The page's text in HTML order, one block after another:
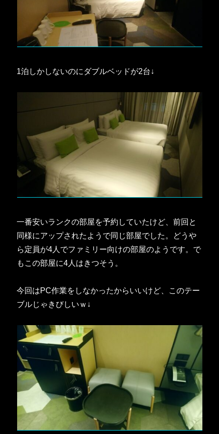
1泊しかしないのにダブルベッドが2台↓
一番安いランクの部屋を予約していたけど、前回と
同様にアップされたようで同じ部屋でした。どうや
ら定員が4人でファミリー向けの部屋のようです。で
もこの部屋に4人はきつそう。
今回はPC作業をしなかったからいいけど、このテー
ブルじゃきびしいｗ↓